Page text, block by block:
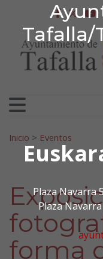
Tafalla/
Plaza Navarra
Plaza Navarra
Ir al contenido
Search for:
Inicio > Eventos
forma